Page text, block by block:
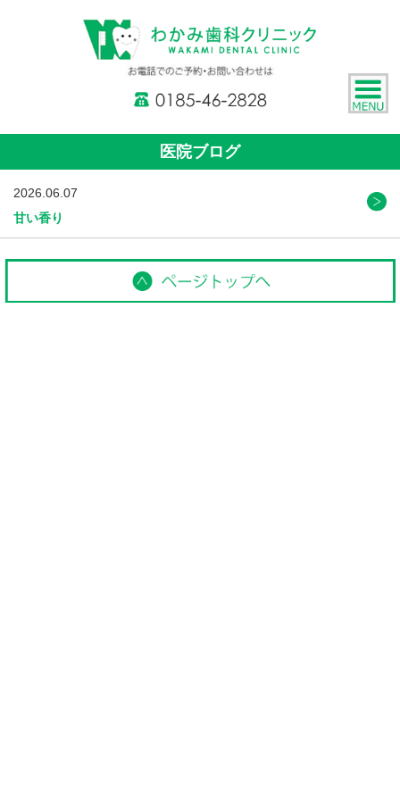
医院ブログ
2026.06.07
甘い香り